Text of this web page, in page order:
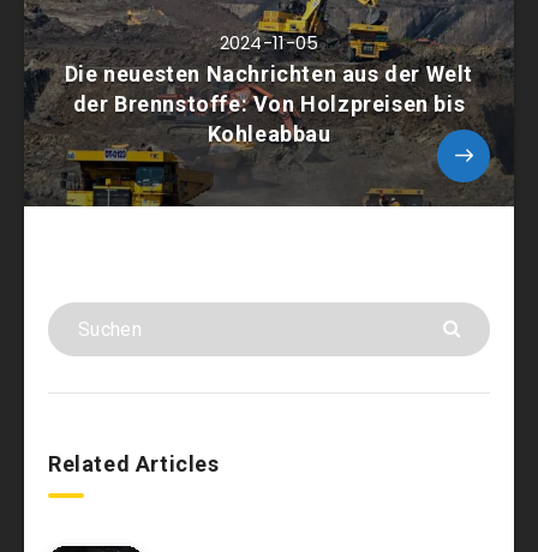
2024-11-05
Die neuesten Nachrichten aus der Welt
der Brennstoffe: Von Holzpreisen bis
Kohleabbau
Related Articles